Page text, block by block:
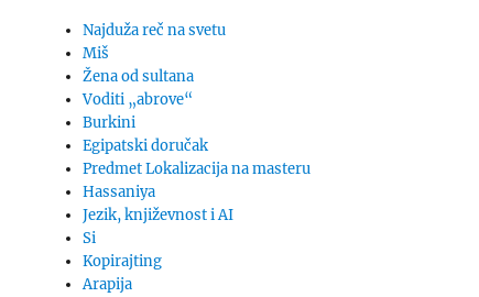
Najduža reč na svetu
Miš
Žena od sultana
Voditi „abrove“
Burkini
Egipatski doručak
Predmet Lokalizacija na masteru
Hassaniya
Jezik, književnost i AI
Si
Kopirajting
Arapija